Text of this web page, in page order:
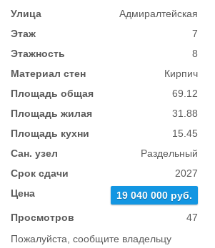
Улица
Адмиралтейская
Этаж
7
Этажность
8
Материал стен
Кирпич
Площадь общая
69.12
Площадь жилая
31.88
Площадь кухни
15.45
Сан. узел
Раздельный
Срок сдачи
2027
Цена
19 040 000 руб.
Просмотров
47
Пожалуйста, сообщите владельцу